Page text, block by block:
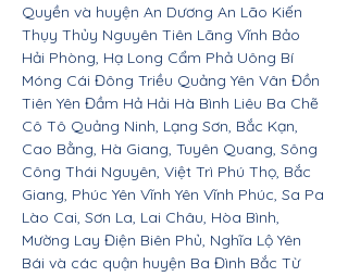
Quyền và huyện An Dương An Lão Kiến
Thụy Thủy Nguyên Tiên Lãng Vĩnh Bảo
Hải Phòng, Hạ Long Cẩm Phả Uông Bí
Móng Cái Đông Triều Quảng Yên Vân Đồn
Tiên Yên Đầm Hả Hải Hà Bình Liêu Ba Chẽ
Cô Tô Quảng Ninh, Lạng Sơn, Bắc Kạn,
Cao Bằng, Hà Giang, Tuyên Quang, Sông
Công Thái Nguyên, Việt Trì Phú Thọ, Bắc
Giang, Phúc Yên Vĩnh Yên Vĩnh Phúc, Sa Pa
Lào Cai, Sơn La, Lai Châu, Hòa Bình,
Mường Lay Điện Biên Phủ, Nghĩa Lộ Yên
Bái và các quận huyện Ba Đình Bắc Từ